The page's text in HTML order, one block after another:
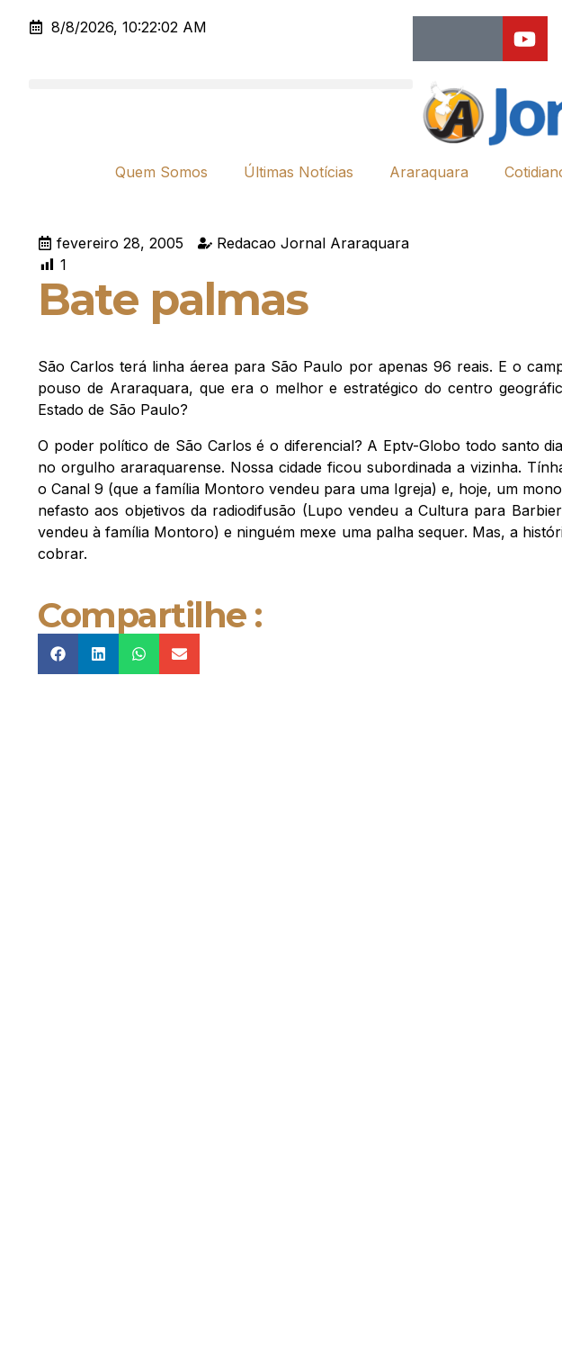
8/8/2026, 10:22:02 AM
Quem Somos Últimas Notícias Araraquara
fevereiro 28, 2005
Redacao Jornal Araraquara
1
Bate palmas
São Carlos terá linha áerea para São Paulo por apenas 96 reais. E o
pouso de Araraquara, que era o melhor e estratégico do centro
Estado de São Paulo?
O poder político de São Carlos é o diferencial? A Eptv-Globo todo santo
no orgulho araraquarense. Nossa cidade ficou subordinada a vizinha.
o Canal 9 (que a família Montoro vendeu para uma Igreja) e, hoje, um
nefasto aos objetivos da radiodifusão (Lupo vendeu a Cultura para
vendeu à família Montoro) e ninguém mexe uma palha sequer. Mas, a
cobrar.
Compartilhe :